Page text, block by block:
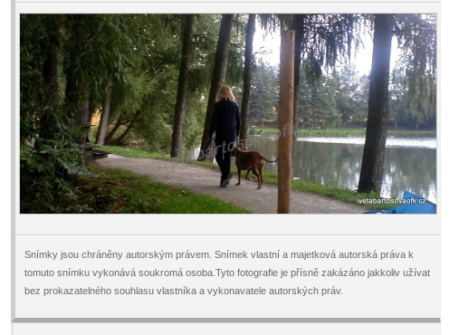
Snímky jsou chráněny autorským právem. Snímek vlastní a majetková autorská práva k
tomuto snímku vykonává soukromá osoba.Tyto fotografie je přísně zakázáno jakkoliv užívat
bez prokazatelného souhlasu vlastníka a vykonavatele autorských práv.